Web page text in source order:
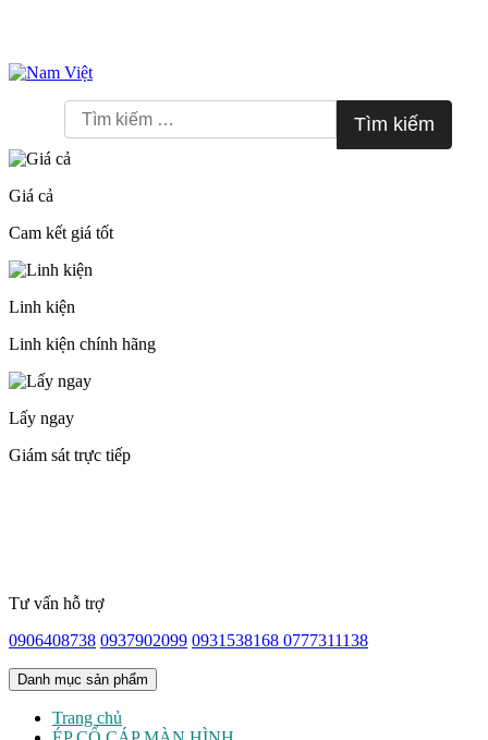
Skip
cho:
Giá cả
Cam kết giá tốt
Linh kiện
Linh kiện chính hãng
Lấy ngay
Giám sát trực tiếp
Tư vấn hỗ trợ
0906408738 0937902099 0931538168 0777311138
Danh mục sản phẩm
Trang chủ